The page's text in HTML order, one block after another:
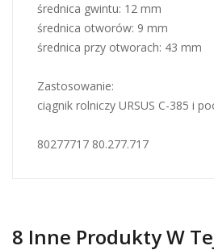
średnica gwintu: 12 mm
średnica otworów: 9 mm
średnica przy otworach: 43 mm
Zastosowanie:
ciągnik rolniczy URSUS C-385 i
80277717 80.277.717
8 Inne Produkty W